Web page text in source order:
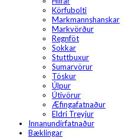
Körfubolti
Markmannshanskar
Markvörður
Regnföt
Sokkar
Stuttbuxur
Sumarvörur
Töskur
Úlpur
Útivörur
Æfingafatnaður
Eldri Treyjur
Innanundirfatnaður
Bæklingar